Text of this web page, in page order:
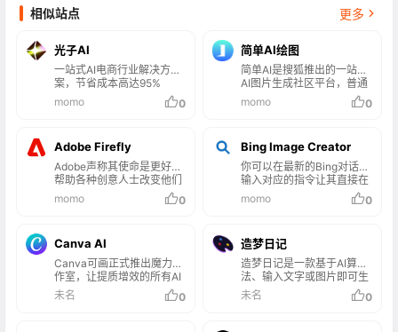
相似站点 更多
光子AI
一站式AI电商行业解决方
案，节省成本高达95%
momo
0
简单AI绘图
简单AI是搜狐推出的一站式
AI图片生成社区平台，普通
用户轻松上手AI技术。具备
多种实用功能，AI作图功
风图片等多种风格的图像，
满足不同场景需求。简单AI
提供AI文案生成服务，可快
速生成小红书笔记、爆款标
题、高情商回复等，助力内
momo 0
Adobe Firefly
Adobe声称其使命是更好地
帮助各种创意人士改变他们
想象、创造和工作的方式，
于是推出了Adobe Firefly！
momo 0
Bing Image Creator
你可以在最新的Bing对话中
输入对应的指令让其直接在
聊天上下文中AI生成图片，
也可以访问其独立的网页页
momo 0
Canva AI
Canva可画正式推出魔力工
作室，让提质增效的所有AI
生产力工具，尽在一处。
未名 0
造梦日记
造梦日记是一款基于AI算
法、输入文字或图片即可生
成高质量图片的平台，由西
湖大学深度学习实验室和西
未名 0